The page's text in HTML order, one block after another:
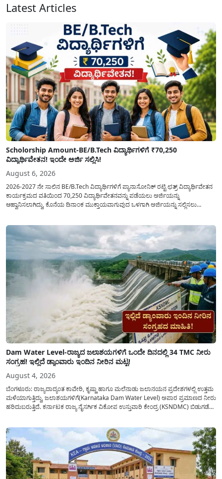
Latest Articles
Scholorship Amount-BE/B.Tech ವಿದ್ಯಾರ್ಥಿಗಳಿಗೆ ₹70,250
ವಿದ್ಯಾರ್ಥಿವೇತನ! ಇಂದೇ ಅರ್ಜಿ ಸಲ್ಲಿಸಿ!
August 6, 2026
2026-2027 ನೇ ಸಾಲಿನ BE/B.Tech ವಿದ್ಯಾರ್ಥಿಗಳಿಗೆ ಪ್ಯಾನಾಸೋನಿಕ್ ರಟ್ಟಿ ಛತ್ರ್ ವಿದ್ಯಾರ್ಥಿವೇತನ
ಕಾರ್ಯಕ್ರಮದ ವತಿಯಿಂದ 70,250 ವಿದ್ಯಾರ್ಥಿವೇತನವನ್ನು ಪಡೆಯಲು ಅರ್ಜಿಯನ್ನು
ಆಹ್ವಾನಿಸಲಾಗಿದ್ದು, ಕೊನೆಯ ದಿನಾಂಕ ಮುಕ್ತಾಯವಾಗುವುದ ಒಳಗಾಗಿ ಅರ್ಜಿಯನ್ನು ಸಲ್ಲಿಸಲು
ಜಾರಿಗೆ...
Dam Water Level-ರಾಜ್ಯದ ಜಲಾಶಯಗಳಿಗೆ ಒಂದೇ ದಿನದಲ್ಲಿ 34 TMC ನೀರು
ಸಂಗ್ರಹ! ಇಲ್ಲಿದೆ ಡ್ಯಾಂವಾರು ಇಂದಿನ ನೀರಿನ ಮಟ್ಟ!
August 4, 2026
ಬೆಂಗಳೂರು: ರಾಜ್ಯದಾದ್ಯಂತ ಕಾವೇರಿ, ಕೃಷ್ಣಾ ಹಾಗೂ ಮಲೆನಾಡು ಜಲಾನಯನ ಪ್ರದೇಶಗಳಲ್ಲಿ ಉತ್ತಮ
ಮಳೆಯಾಗುತ್ತಿದ್ದು, ಜಲಾಶಯಗಳಿಗೆ(Karnataka Dam Water Level) ಅಪಾರ ಪ್ರಮಾಣದ ನೀರು
ಹರಿದುಬರುತ್ತಿದೆ. ಕರ್ನಾಟಕ ರಾಜ್ಯ ನೈಸರ್ಗಿಕ ವಿಕೋಪ ಉಸ್ತುವಾರಿ ಕೇಂದ್ರ (KSNDMC) ಬಿಡುಗಡೆ